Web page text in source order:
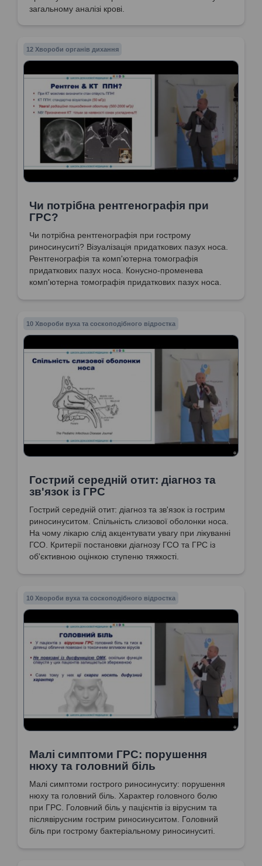
загальному аналізі крові.
12 Хвороби органів дихання
Чи потрібна рентгенографія при
ГРС?
Чи потрібна рентгенографія при гострому
риносинуситі? Візуалізація придаткових пазух носа.
Рентгенографія та комп'ютерна томографія
придаткових пазух носа. Конусно-променева
комп'ютерна томографія придаткових пазух носа.
10 Хвороби вуха та соскоподібного відростка
Гострий середній отит: діагноз та
зв'язок із ГРС
Гострий середній отит: діагноз та зв'язок із гострим
риносинуситом. Спільність слизової оболонки носа.
На чому лікарю слід акцентувати увагу при лікуванні
ГСО. Критерії постановки діагнозу ГСО та ГРС із
об'єктивною оцінкою ступеню тяжкості.
10 Хвороби вуха та соскоподібного відростка
Малі симптоми ГРС: порушення
нюху та головний біль
Малі симптоми гострого риносинуситу: порушення
нюху та головний біль. Характер головного болю
при ГРС. Головний біль у пацієнтів із вірусним та
післявірусним гострим риносинуситом. Головний
біль при гострому бактеріальному риносинуситі.